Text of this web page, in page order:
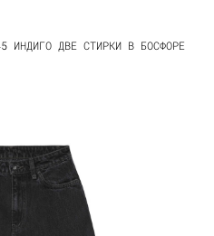
ИНДИГО ДВЕ СТИРКИ В БОСФОРЕ